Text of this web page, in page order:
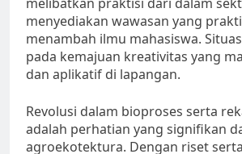
menyediakan wawasan yang
menambah ilmu mahasiswa.
pada kemajuan kreativitas yang
dan aplikatif di lapangan.
Revolusi dalam bioproses serta
adalah perhatian yang signifikan
agroekotektura. Dengan riset serta